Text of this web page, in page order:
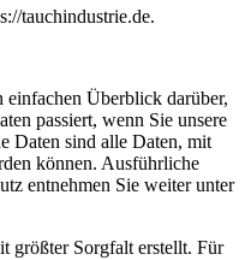
tauchindustrie.de.
Überblick darüber,
passiert, wenn Sie unsere
Daten sind alle Daten, mit
können. Ausführliche
entnehmen Sie weiter unter
größter Sorgfalt erstellt. Für